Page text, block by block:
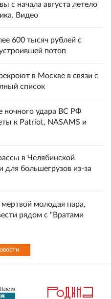
с начала августа летело
Видео
600 тысяч рублей с
потоп
в Москве в связи с
список
ночного удара ВС РФ
к Patriot, NASAMS и
в Челябинской
для большегрузов из-за
молодая пара,
рядом с "Вратами